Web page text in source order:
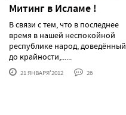
Митинг в Исламе !
В связи с тем, что в последнее
время в нашей неспокойной
республике народ, доведённый
до крайности,......
21 ЯНВАРЯ'2012 26